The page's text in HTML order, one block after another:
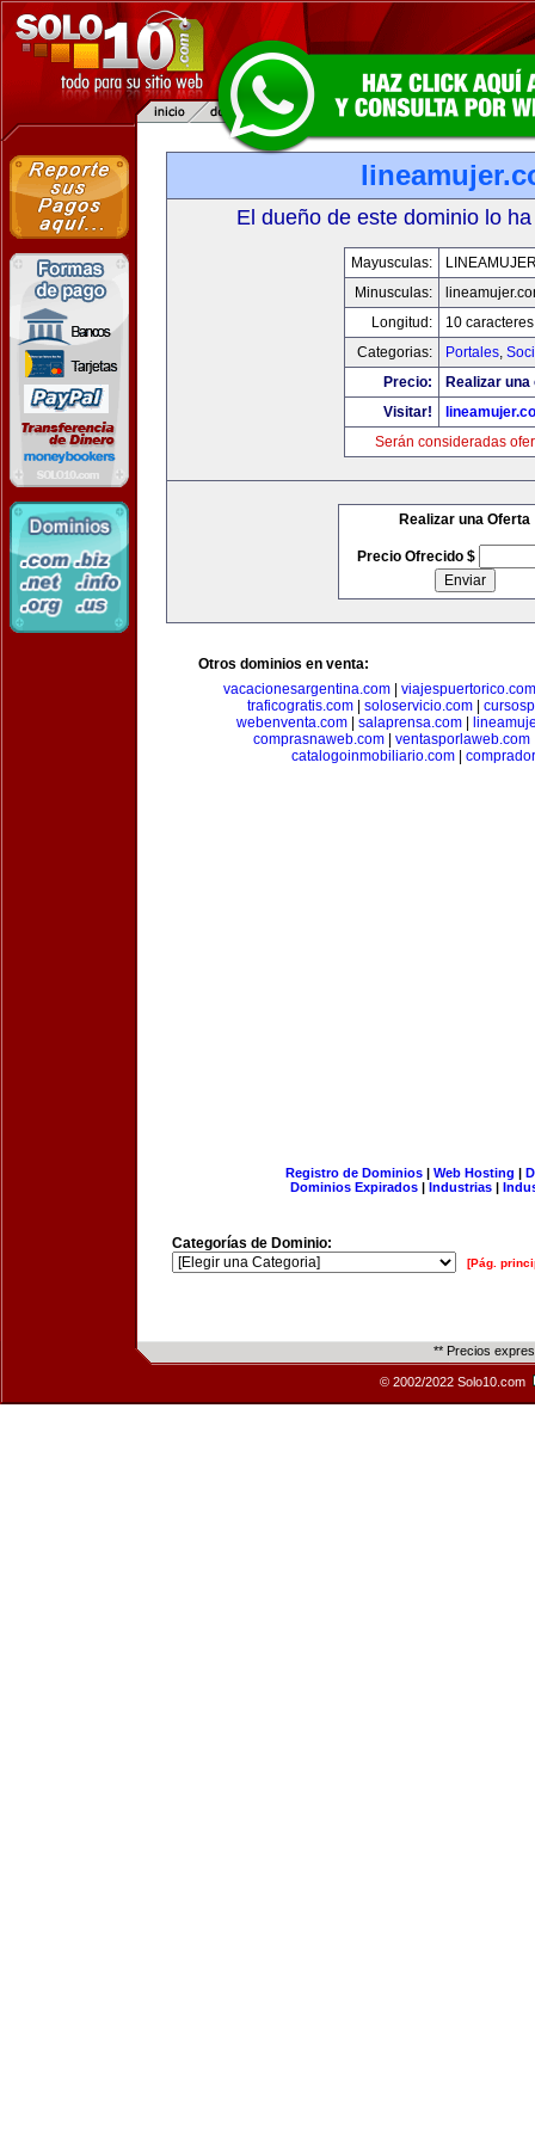
El dueño de este dominio lo
Mayusculas:
Minusculas:
Longitud:
10 caracteres
Categorias:
Portales,
Precio:
Realizar
Visitar!
Serán consideradas
Realizar una Oferta
Precio Ofrecido $
Otros dominios en venta:
vacacionesargentina.com
viajespuertorico.com
traficogratis.com| soloservicio.com|
webenventa.com
salaprensa.com
comprasnaweb.com
ventasporlaweb.com
catalogoinmobiliario.com|
Registro de Dominios| Web Hosting |
Dominios Expirados | Industrias |
Categorías de Dominio:
[Pág.
** Precios
© 2002/2022 Solo10.com